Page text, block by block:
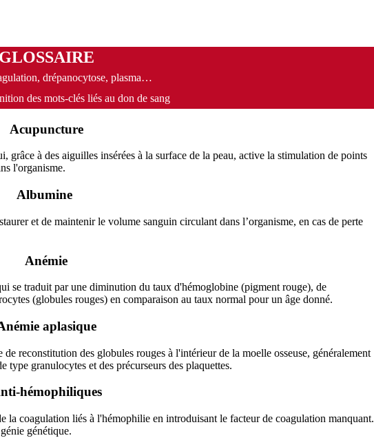
GLOSSAIRE
drépanocytose, plasma…
des mots-clés liés au don de sang
Acupuncture
à des aiguilles insérées à la surface de la peau, active la stimulation de points
l'organisme.
Albumine
et de maintenir le volume sanguin circulant dans l’organisme, en cas de perte
Anémie
se traduit par une diminution du taux d'hémoglobine (pigment rouge), de
(globules rouges) en comparaison au taux normal pour un âge donné.
aplasique
reconstitution des globules rouges à l'intérieur de la moelle osseuse, généralement
type granulocytes et des précurseurs des plaquettes.
hémophiliques
la coagulation liés à l'hémophilie en introduisant le facteur de coagulation manquant.
génétique.